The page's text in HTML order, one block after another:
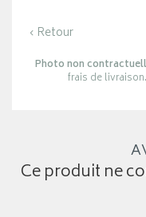
‹ Retour
Photo non
frais de
Ce produit ne